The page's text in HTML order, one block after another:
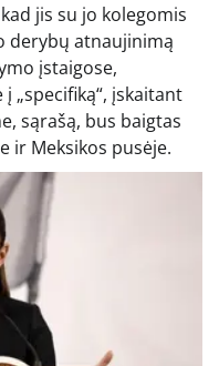
jis su jo kolegomis
derybų atnaujinimą
įstaigose,
„specifiką“, įskaitant
sąrašą, bus baigtas
ir Meksikos pusėje.